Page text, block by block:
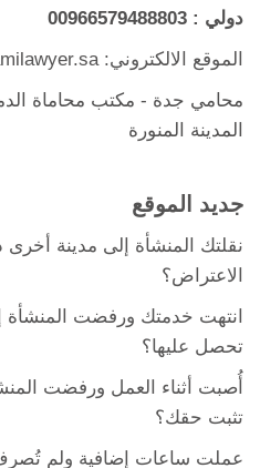
دولي : 00966579488803
الموقع الالكتروني: ramilawyer.sa
محامي جدة - مكتب محاماة
المدينة المنورة
جديد الموقع
نقلتك المنشأة إلى مدينة
الاعتراض؟
انتهت خدمتك ورفضت
تحصل عليها؟
أُصبت أثناء العمل ورفضت
تثبت حقك؟
عملت ساعات إضافية ولم